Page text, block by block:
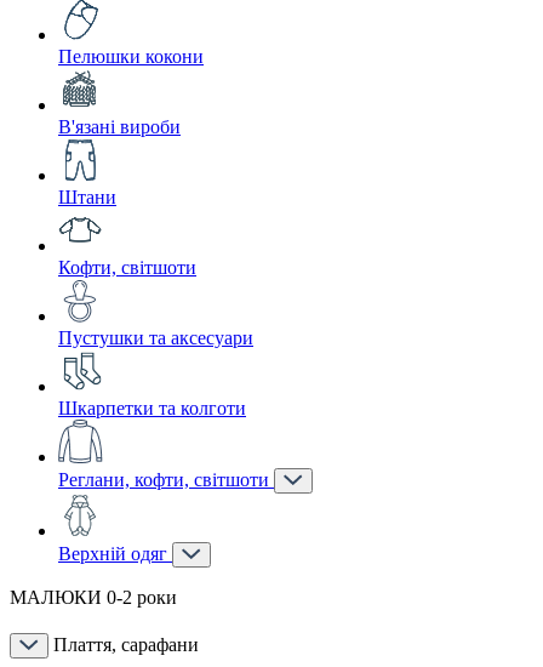
Пелюшки кокони
В'язані вироби
Штани
Кофти, світшоти
Пустушки та аксесуари
Шкарпетки та колготи
Реглани, кофти, світшоти
Верхній одяг
МАЛЮКИ 0-2 роки
Плаття, сарафани